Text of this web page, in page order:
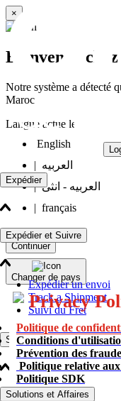
Expédier
Expédier et Suivre
Expédier un envoi
Track a Shipment
Suivi du Fret
Solutions Logistiques
Solutions et Affaires
×
Bienvenue
Notre système a détecté
Maroc
Langue actuelle
English
| العربيه
| العربيه - انثى
| français
Continuer
Changer de pays
Privacy
Politique de
Conditions
Prévention des
Politique relative
Politique SDK